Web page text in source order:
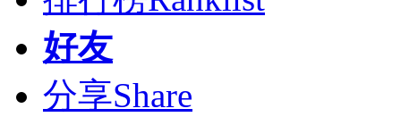
好友
分享Share